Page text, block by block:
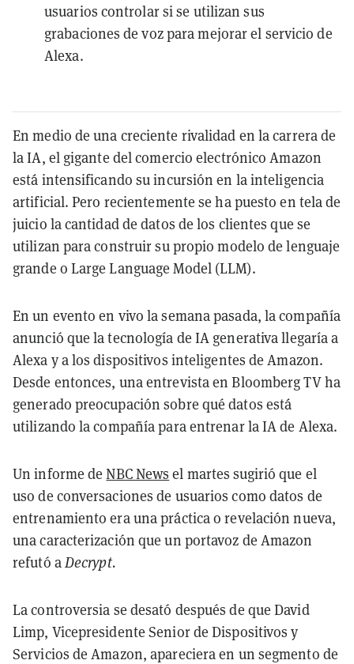
usuarios controlar si se utilizan sus
grabaciones de voz para mejorar el servicio de
Alexa.
En medio de una creciente rivalidad en la carrera de
la IA, el gigante del comercio electrónico Amazon
está intensificando su incursión en la inteligencia
artificial. Pero recientemente se ha puesto en tela de
juicio la cantidad de datos de los clientes que se
utilizan para construir su propio modelo de lenguaje
grande o Large Language Model (LLM).
En un evento en vivo la semana pasada, la compañía
anunció que la tecnología de IA generativa llegaría a
Alexa y a los dispositivos inteligentes de Amazon.
Desde entonces, una entrevista en Bloomberg TV ha
generado preocupación sobre qué datos está
utilizando la compañía para entrenar la IA de Alexa.
Un informe deNBC News el martes sugirió que el
uso de conversaciones de usuarios como datos de
entrenamiento era una práctica o revelación nueva,
una caracterización que un portavoz de Amazon
refutó aDecrypt.
La controversia se desató después de que David
Limp, Vicepresidente Senior de Dispositivos y
Servicios de Amazon, apareciera en un segmento de